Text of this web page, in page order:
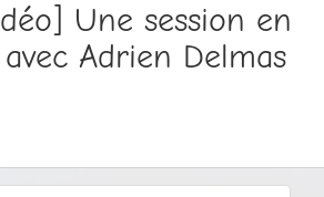
Une session en
Adrien Delmas